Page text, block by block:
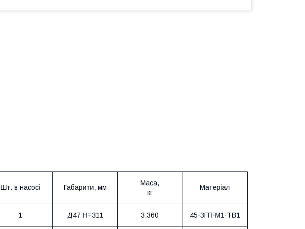
Шт. в насосі Габарити, мм
Маса,
кг
Матеріал
1 Д47 Н=311 3,360 45-3ГП-М1-ТВ1